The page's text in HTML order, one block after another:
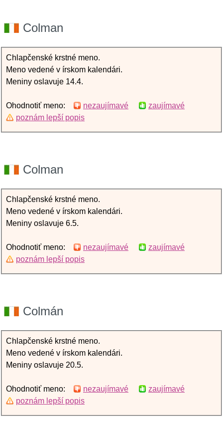
Colman
Chlapčenské krstné meno.
Meno vedené v írskom kalendári.
Meniny oslavuje 14.4.
Ohodnotiť meno: nezaujímavé
zaujímavé
poznám lepší popis
Colman
Chlapčenské krstné meno.
Meno vedené v írskom kalendári.
Meniny oslavuje 6.5.
Ohodnotiť meno: nezaujímavé
zaujímavé
poznám lepší popis
Colmán
Chlapčenské krstné meno.
Meno vedené v írskom kalendári.
Meniny oslavuje 20.5.
Ohodnotiť meno: nezaujímavé
zaujímavé
poznám lepší popis